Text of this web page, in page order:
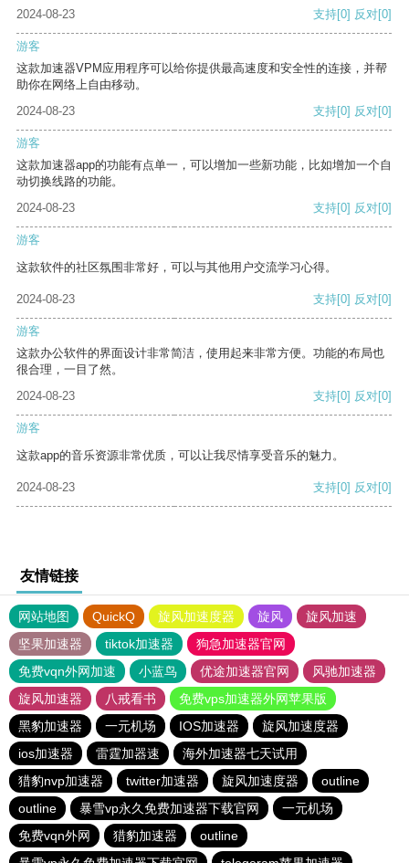
2024-08-23
支持[0] 反对[0]
游客
这款加速器VPM应用程序可以给你提供最高速度和安全性的连接，并帮
助你在网络上自由移动。
2024-08-23
支持[0] 反对[0]
游客
这款加速器app的功能有点单一，可以增加一些新功能，比如增加一个自
动切换线路的功能。
2024-08-23
支持[0] 反对[0]
游客
这款软件的社区氛围非常好，可以与其他用户交流学习心得。
2024-08-23 支持[0] 反对[0]
游客
这款办公软件的界面设计非常简洁，使用起来非常方便。功能的布局也
很合理，一目了然。
2024-08-23
支持[0] 反对[0]
游客
这款app的音乐资源非常优质，可以让我尽情享受音乐的魅力。
2024-08-23 支持[0] 反对[0]
友情链接
网站地图 QuickQ 旋风加速度器 旋风
旋风加速
坚果加速器
tiktok加速器
狗急加速器官网
免费vqn外网加速
小蓝鸟 优途加速器官网
风驰加速器
旋风加速器
八戒看书
免费vps加速器外网苹果版
黑豹加速器
一元机场 IOS加速器
旋风加速度器
ios加速器
雷霆加器速
海外加速器七天试用
猎豹nvp加速器
twitter加速器 旋风加速度器
outline
outline
暴雪vp永久免费加速器下载官网
一元机场
免费vqn外网
猎豹加速器
outline